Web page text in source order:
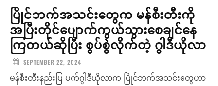
ပြိုင်ဘက်အသင်းတွေက မန်စီးတီးကို
အပြီးတိုင်ပျောက်ကွယ်သွားစေချင်နေ
ကြတယ်ဆိုပြီး စွပ်စွဲလိုက်တဲ့ ဂွါဒီယိုလာ
SEPTEMBER 22, 2024
မန်စီးတီးနည်းပြ ပက်ဂွါဒီယိုလာက ပြိုင်ဘက်အသင်းတွေဟာ